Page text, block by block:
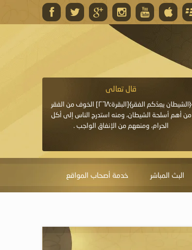
قال تعالى
﴿الشيطان يعِدُكم الفقر﴾[البقرة:٢٦٨] الخوف من الفقر
من أهم أسلحة الشيطان، ومنه استدرج الناس إلى أكل
الحرام، ومنعهم من الإنفاق الواجب .
البث المباشر خدمة أصحاب المواقع